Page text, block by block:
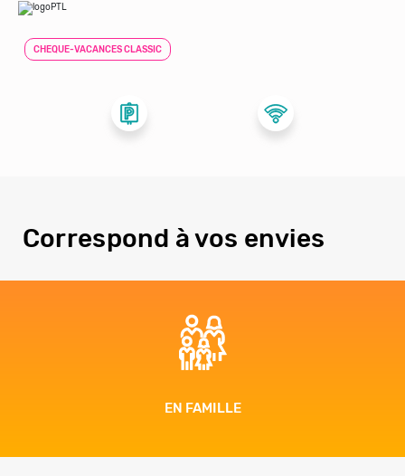
CHEQUE-VACANCES CLASSIC
Correspond à vos envies
EN FAMILLE